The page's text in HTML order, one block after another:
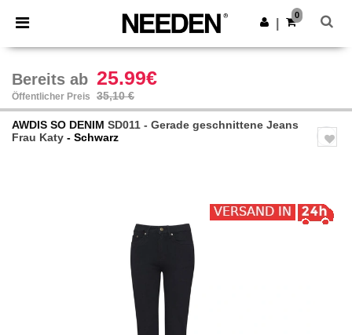
× Needen App
Bessere Preise in der App!
App holen
0
Bereits ab 25.99€
Öffentlicher Preis 35,10 €
AWDIS SO DENIM SD011 - Gerade geschnittene Jeans
Frau Katy - Schwarz